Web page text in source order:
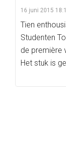
16 juni 2015
Tien
Studenten
de première
Het stuk is